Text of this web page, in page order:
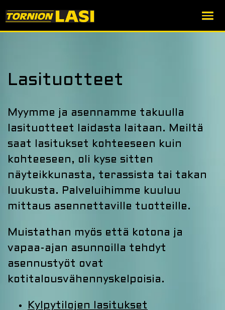
Skip
Lasituotteet
Myymme ja asennamme takuulla
lasituotteet laidasta laitaan. Meiltä
saat lasitukset kohteeseen kuin
kohteeseen, oli kyse sitten
näyteikkunasta, terassista tai takan
luukusta. Palveluihimme kuuluu
mittaus asennettaville tuotteille.
Muistathan myös että kotona ja
vapaa-ajan asunnoilla tehdyt
asennustyöt ovat
kotitalousvähennyskelpoisia.
Kylpytilojen lasitukset